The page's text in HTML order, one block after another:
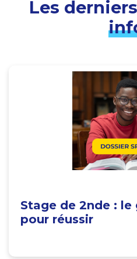
Les derniers
Stage de 2nde :
pour réussir